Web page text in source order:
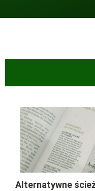
Alternatywne